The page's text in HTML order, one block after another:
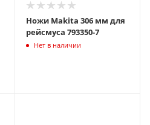
Ножи Makita 306 мм для
рейсмуса 793350-7
Нет в наличии